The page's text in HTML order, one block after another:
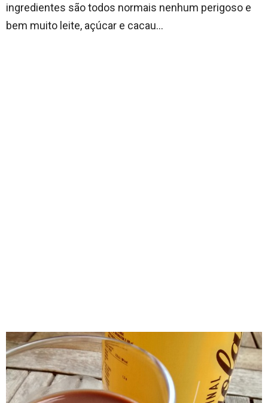
ingredientes são todos normais nenhum perigoso e
bem muito leite, açúcar e cacau…